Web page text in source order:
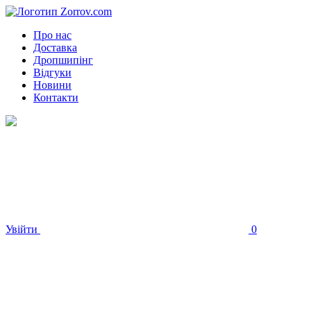
Про нас
Доставка
Дропшипінг
Відгуки
Новини
Контакти
Увійти 0